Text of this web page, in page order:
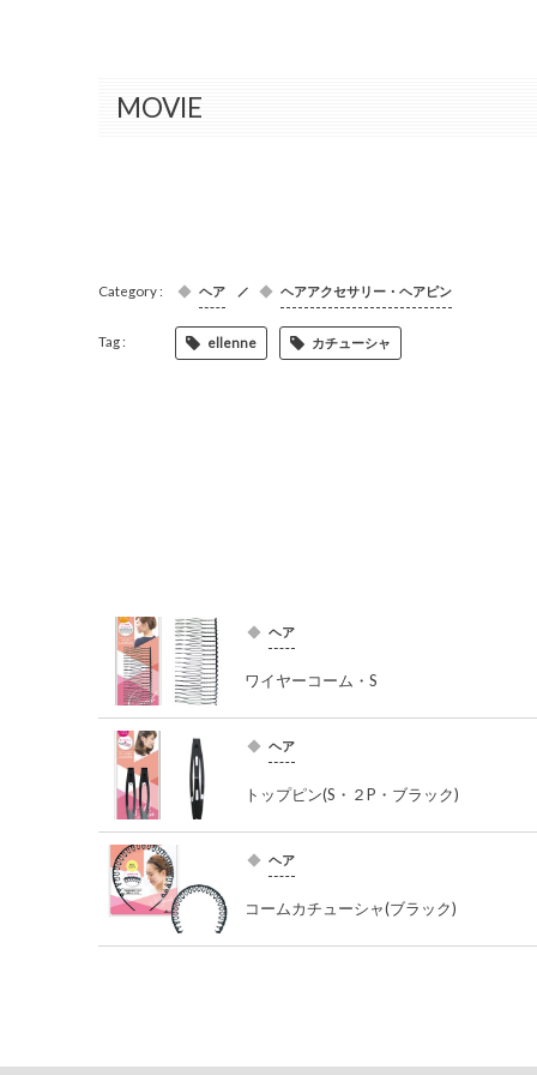
MOVIE
ヘア ヘアアクセサリー・ヘアピン
ellenne カチューシャ
ヘア
ワイヤーコーム・S
ヘア
トップピン(S・２P・ブラック)
ヘア
コームカチューシャ(ブラック)